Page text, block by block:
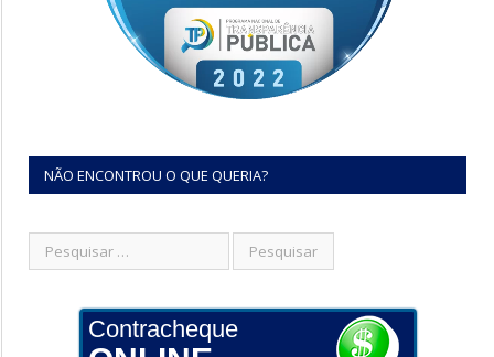
NÃO ENCONTROU O QUE QUERIA?
Contracheque